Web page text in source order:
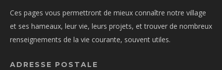
Ces pages vous permettront de mieux connaître notre village
et ses hameaux, leur vie, leurs projets, et trouver de nombreux
renseignements de la vie courante, souvent utiles.
ADRESSE POSTALE